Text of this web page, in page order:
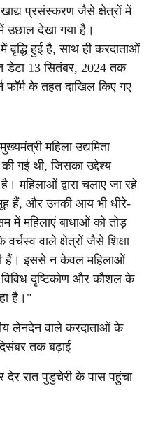
प्रसंस्करण जैसे क्षेत्रों में
उछाल देखा गया है।
वृद्धि हुई है, साथ ही करदाताओं
डेटा 13 सितंबर, 2024 तक
फॉर्म के तहत दाखिल किए गए
महिला उद्यमिता
गई थी, जिसका उद्देश्य
महिलाओं द्वारा चलाए जा रहे
हैं, और उनकी आय भी धीरे-
में महिलाएं बाधाओं को तोड़
वाले क्षेत्रों जैसे शिक्षा
हैं। इससे न केवल महिलाओं
दृष्टिकोण और कौशल के
है।"
लेनदेन वाले करदाताओं के
तक बढ़ाई
रात पुडुचेरी के पास पहुंचा